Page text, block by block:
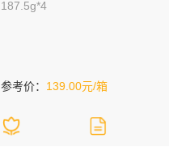
187.5g*4
参考价： 139.00元/箱